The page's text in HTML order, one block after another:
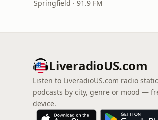
Springfield · 91.9 FM
LiveradioUS.com
Listen to LiveradioUS.com radio
podcasts by city, genre or mood —
device.